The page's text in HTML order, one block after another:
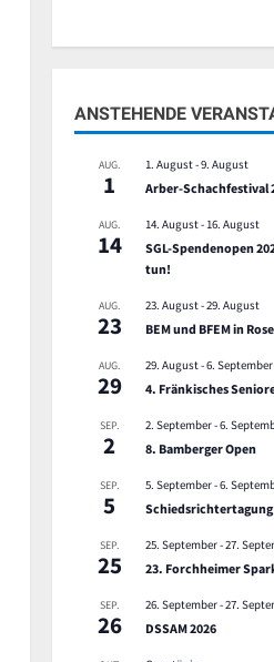
ANSTEHENDE
AUG.
1
1. August-9. August
Arber-Schachfestival
AUG.
14
14. August- 16. August
SGL-Spendenopen
tun!
AUG.
23
23. August-29. August
BEM und BFEM in
AUG.
29
29. August-6. September
4. Fränkisches
SEP.
2
2. September-6.
8. Bamberger Open
SEP.
5
5. September-6.
Schiedsrichtertagung
SEP.
25
25. September-27.
23. Forchheimer
SEP.
26
26. September-27.
DSSAM 2026